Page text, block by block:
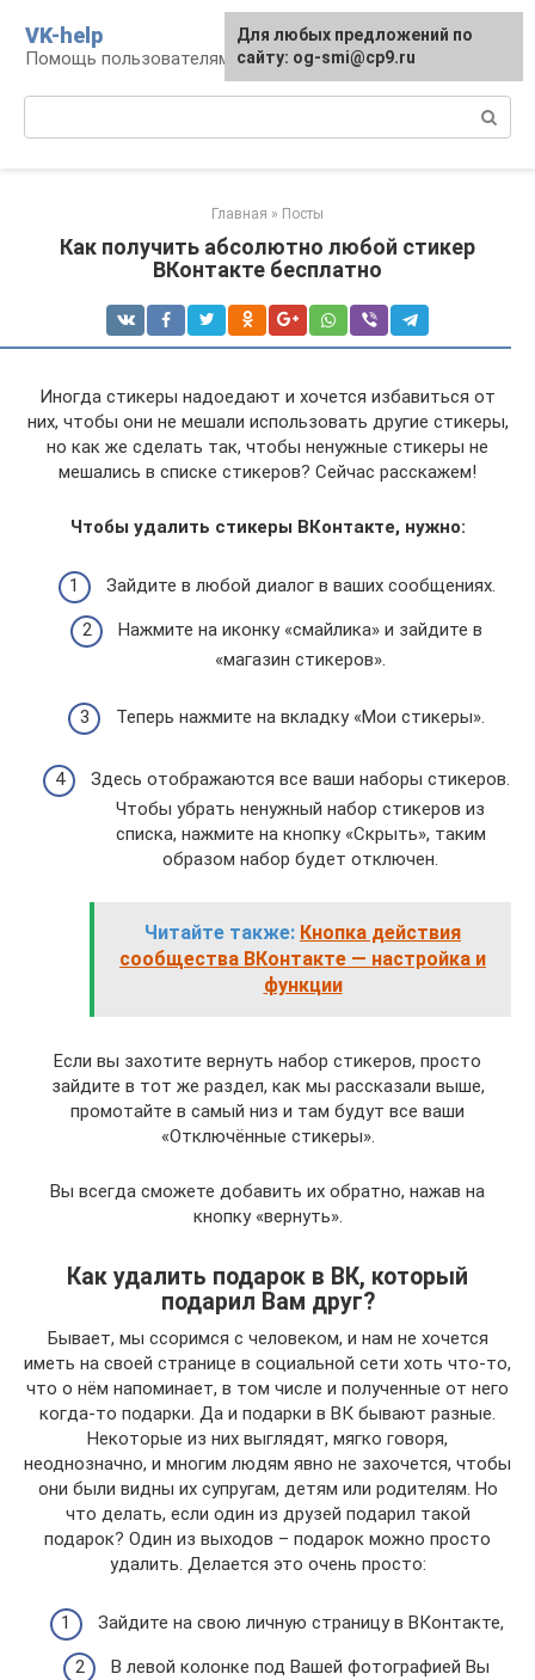
контенту
VK-help
Помощь пользователям соцсети ВКонтакте
Главная » Посты
Как получить абсолютно любой стикер
ВКонтакте бесплатно
Иногда стикеры надоедают и хочется избавиться от
них, чтобы они не мешали использовать другие стикеры,
но как же сделать так, чтобы ненужные стикеры не
мешались в списке стикеров? Сейчас расскажем!
Чтобы удалить стикеры ВКонтакте, нужно:
Зайдите в любой диалог в ваших сообщениях.
Нажмите на иконку «смайлика» и зайдите в
«магазин стикеров».
Теперь нажмите на вкладку «Мои стикеры».
Здесь отображаются все ваши наборы стикеров.
Чтобы убрать ненужный набор стикеров из
списка, нажмите на кнопку «Скрыть», таким
образом набор будет отключен.
Читайте также: Кнопка действия
сообщества ВКонтакте — настройка и
функции
Если вы захотите вернуть набор стикеров, просто
зайдите в тот же раздел, как мы рассказали выше,
промотайте в самый низ и там будут все ваши
«Отключённые стикеры».
Вы всегда сможете добавить их обратно, нажав на
кнопку «вернуть».
Как удалить подарок в ВК, который
подарил Вам друг?
Бывает, мы ссоримся с человеком, и нам не хочется
иметь на своей странице в социальной сети хоть что-то,
что о нём напоминает, в том числе и полученные от него
когда-то подарки. Да и подарки в ВК бывают разные.
Некоторые из них выглядят, мягко говоря,
неоднозначно, и многим людям явно не захочется, чтобы
они были видны их супругам, детям или родителям. Но
что делать, если один из друзей подарил такой
подарок? Один из выходов – подарок можно просто
удалить. Делается это очень просто:
Зайдите на свою личную страницу в ВКонтакте,
В левой колонке под Вашей фотографией Вы
Для любых предложений по
сайту: og-smi@cp9.ru